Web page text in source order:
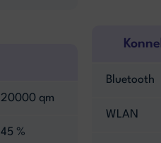
20000 qm
45 %
Bluetooth
WLAN